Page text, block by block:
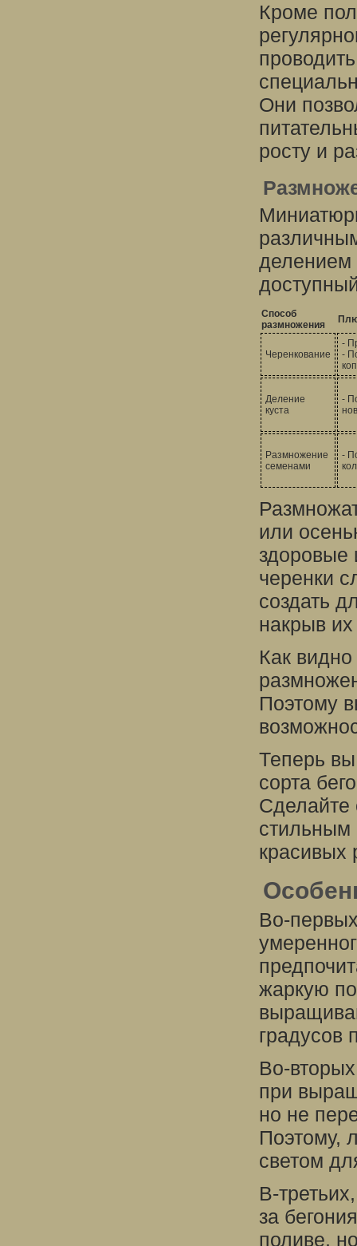
Кроме
Они
росту и
делением
Способ
размножения
Черенкование
-
-
Деление
куста
-
Размножение
семенами
-
или
здоровые
черенки
создать
накрыв
Как
Поэтому
Теперь
сорта
стильным
красивых
Во-
жаркую
градусов
Во-
при
но не
Поэтому,
светом
В-
за
поливе,